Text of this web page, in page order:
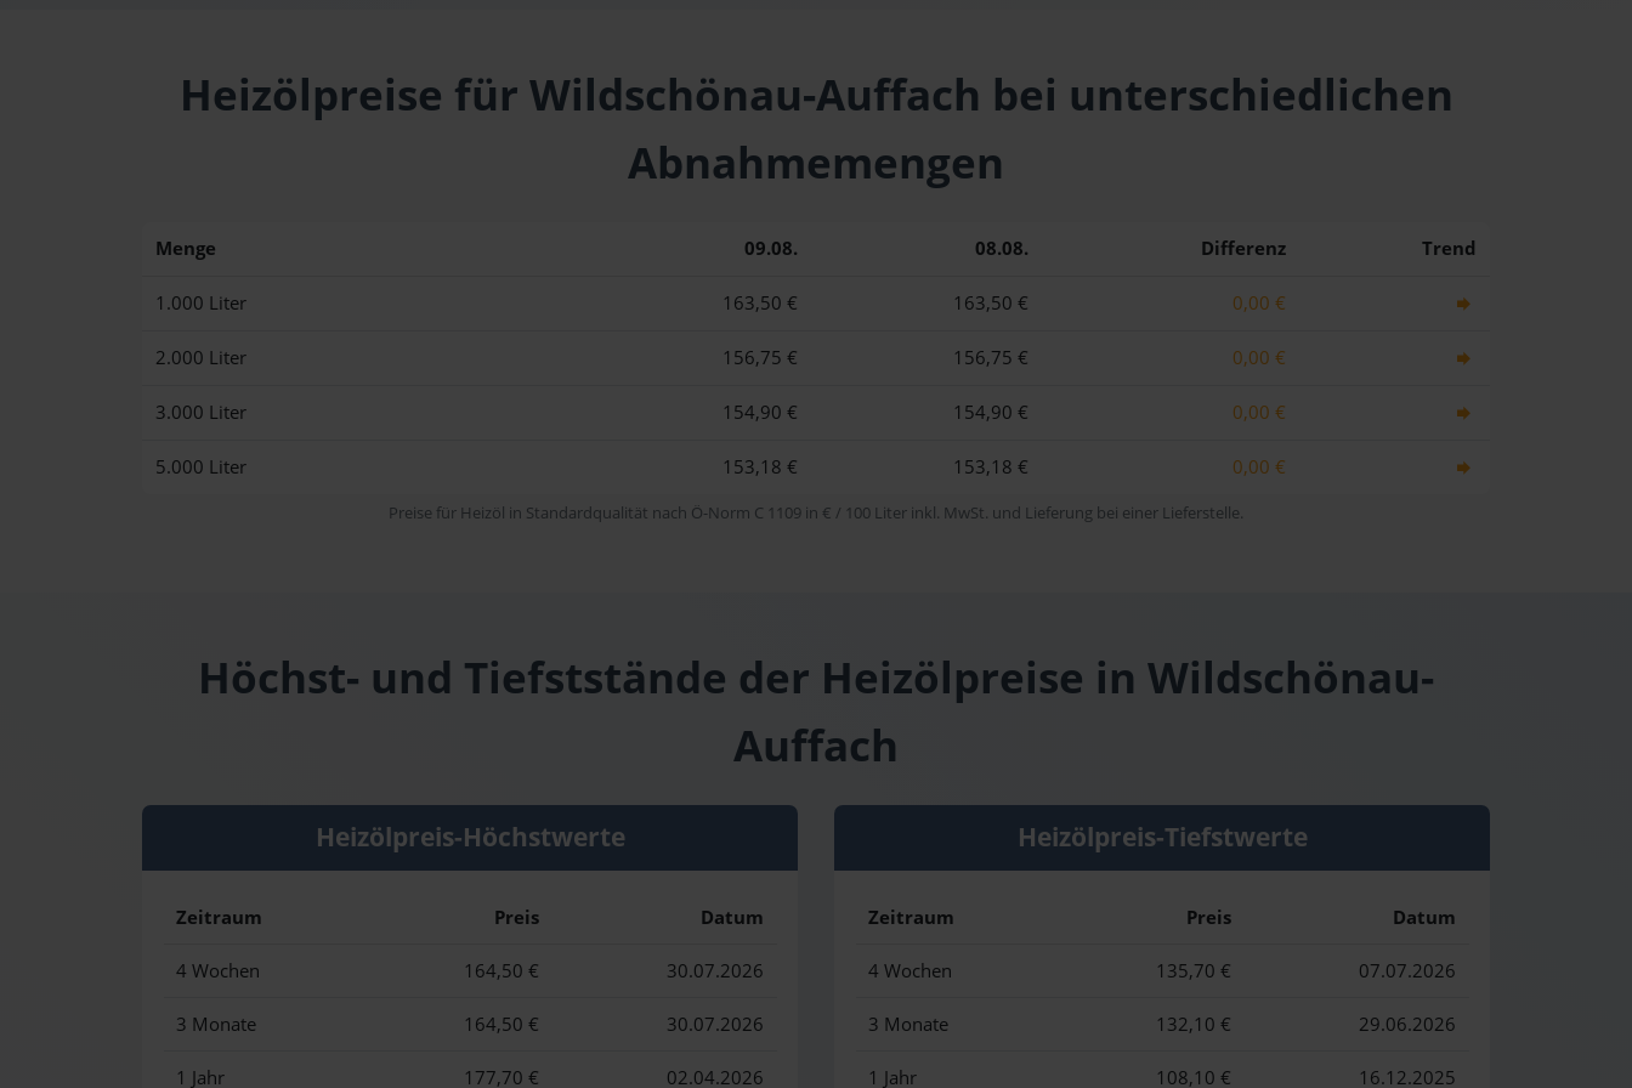
Heizölpreise für Wildschönau-Auffach bei unterschiedlichen
Abnahmemengen
Menge 09.08. 08.08. Differenz Trend
1.000 Liter 163,50 € 163,50 € 0,00 €
2.000 Liter 156,75 € 156,75 € 0,00 €
3.000 Liter 154,90 € 154,90 € 0,00 €
5.000 Liter 153,18 € 153,18 € 0,00 €
Preise für Heizöl in Standardqualität nach Ö-Norm C 1109 in € / 100 Liter inkl. MwSt. und Lieferung bei einer Lieferstelle.
Höchst- und Tiefststände der Heizölpreise in Wildschönau-
Auffach
Heizölpreis-Höchstwerte
Zeitraum Preis Datum
4 Wochen 164,50 € 30.07.2026
3 Monate 164,50 € 30.07.2026
1 Jahr 177,70 € 02.04.2026
Heizölpreis-Tiefstwerte
Zeitraum Preis Datum
4 Wochen 135,70 € 07.07.2026
3 Monate 132,10 € 29.06.2026
1 Jahr 108,10 € 16.12.2025